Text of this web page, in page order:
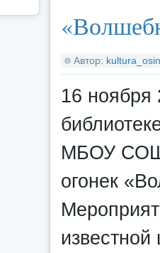
Автор:
16 ноября
МБОУ СОШ
огонек